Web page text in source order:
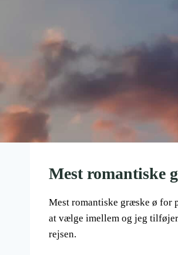
Mest romantiske
Mest romantiske græske ø for
at vælge imellem og jeg
rejsen.